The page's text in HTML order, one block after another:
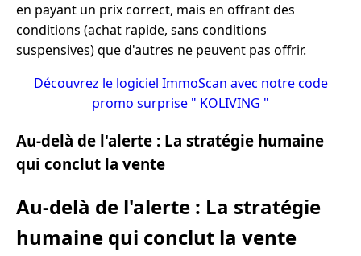
en payant un prix correct, mais en offrant des
conditions (achat rapide, sans conditions
suspensives) que d'autres ne peuvent pas offrir.
Découvrez le logiciel ImmoScan avec notre code
promo surprise " KOLIVING "
Au-delà de l'alerte : La stratégie humaine
qui conclut la vente
Au-delà de l'alerte : La stratégie
humaine qui conclut la vente